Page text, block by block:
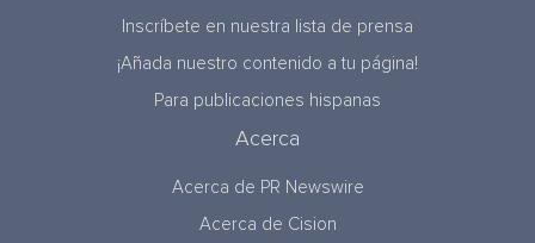
Inscríbete en nuestra lista de prensa
¡Añada nuestro contenido a tu página!
Para publicaciones hispanas
Acerca
Acerca de PR Newswire
Acerca de Cision